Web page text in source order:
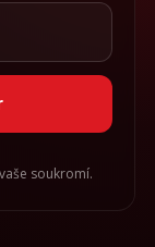
soukromí.